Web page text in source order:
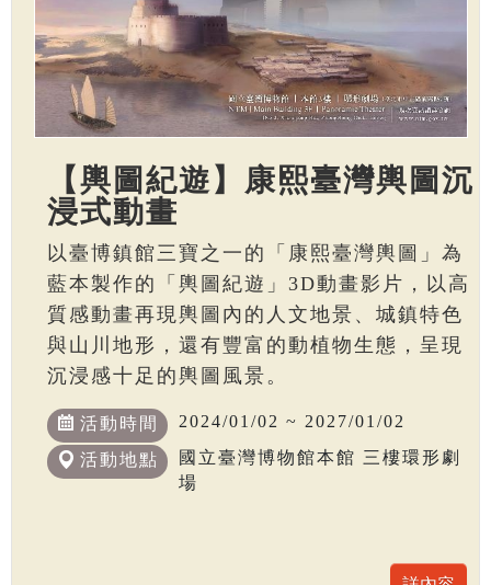
【輿圖紀遊】康熙臺灣輿圖沉
浸式動畫
以臺博鎮館三寶之一的「康熙臺灣輿圖」為
藍本製作的「輿圖紀遊」3D動畫影片，以高
質感動畫再現輿圖內的人文地景、城鎮特色
與山川地形，還有豐富的動植物生態，呈現
沉浸感十足的輿圖風景。
活動時間 2024/01/02 ~ 2027/01/02
活動地點
國立臺灣博物館本館 三樓環形劇
場